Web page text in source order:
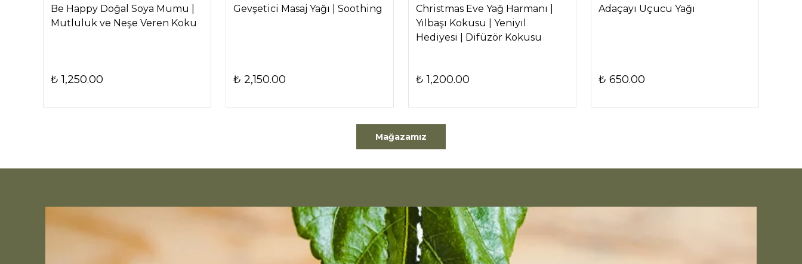
Be Happy Doğal Soya Mumu |
Mutluluk ve Neşe Veren Koku
₺ 1,250.00
Gevşetici Masaj Yağı | Soothing
₺ 2,150.00
Christmas Eve Yağ Harmanı |
Yılbaşı Kokusu | Yeniyıl
Hediyesi | Difüzör Kokusu
₺ 1,200.00
Adaçayı Uçucu Yağı
₺ 650.00
Mağazamız